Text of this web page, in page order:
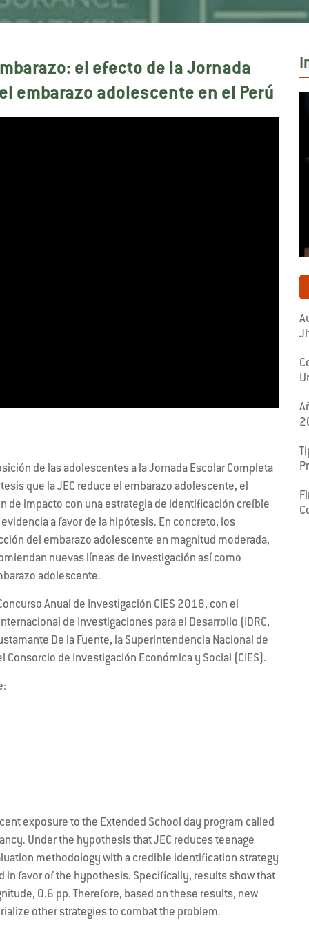
el efecto de la Jornada
embarazo adolescente en el Perú
de las adolescentes a la Jornada Escolar Completa
que la JEC reduce el embarazo adolescente, el
de impacto con una estrategia de identificación creíble
a favor de la hipótesis. En concreto, los
del embarazo adolescente en magnitud moderada,
nuevas líneas de investigación así como
adolescente.
Anual de Investigación CIES 2018, con el
de Investigaciones para el Desarrollo (IDRC,
De la Fuente, la Superintendencia Nacional de
Consorcio de Investigación Económica y Social (CIES).
exposure to the Extended School day program called
Under the hypothesis that JEC reduces teenage
methodology with a credible identification strategy
in favor of the hypothesis. Specifically, results show that
0.6 pp. Therefore, based on these results, new
other strategies to combat the problem.